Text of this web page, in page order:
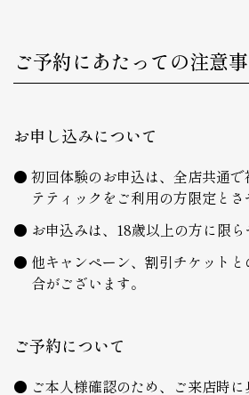
ご予約にあたっての注意
お申し込みについて
初回体験のお申込は、全店共通
テティックをご利用の方限定とさ
お申込みは、18歳以上の方に限ら
他キャンペーン、割引チケット
合がございます。
ご予約について
ご本人様確認のため、ご来店時